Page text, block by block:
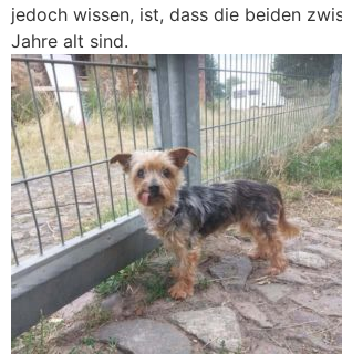
jedoch wissen, ist, dass die beiden
Jahre alt sind.